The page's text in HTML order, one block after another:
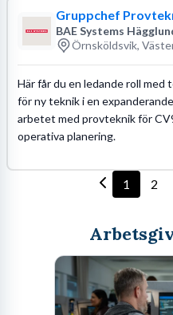
Gruppchef
BAE Systems
Örnsköldsvik,
Här får du en ledande roll
för ny teknik i en
arbetet med provteknik för
operativa planering.
1 2